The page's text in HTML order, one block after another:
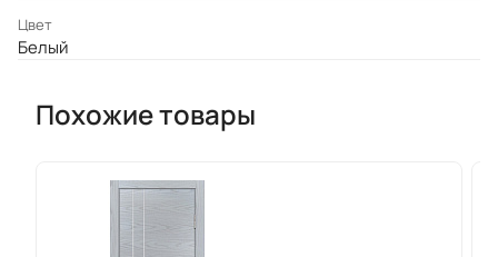
Цвет
Белый
Похожие товары